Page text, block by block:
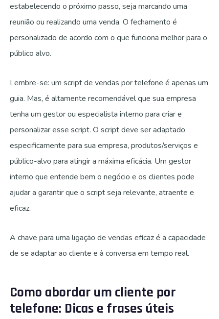
estabelecendo o próximo passo, seja marcando uma
reunião ou realizando uma venda. O fechamento é
personalizado de acordo com o que funciona melhor para o
público alvo.
Lembre-se: um script de vendas por telefone é apenas um
guia. Mas, é altamente recomendável que sua empresa
tenha um gestor ou especialista interno para criar e
personalizar esse script. O script deve ser adaptado
especificamente para sua empresa, produtos/serviços e
público-alvo para atingir a máxima eficácia. Um gestor
interno que entende bem o negócio e os clientes pode
ajudar a garantir que o script seja relevante, atraente e
eficaz.
A chave para uma ligação de vendas eficaz é a capacidade
de se adaptar ao cliente e à conversa em tempo real.
Como abordar um cliente por
telefone: Dicas e frases úteis